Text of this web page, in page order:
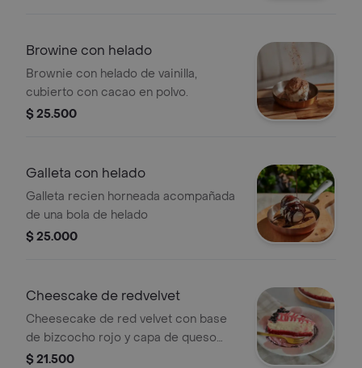
Browine con helado
Brownie con helado de vainilla,
cubierto con cacao en polvo.
$ 25.500
Galleta con helado
Galleta recien horneada acompañada
de una bola de helado
$ 25.000
Cheescake de redvelvet
Cheesecake de red velvet con base
de bizcocho rojo y capa de queso
crema.
$ 21.500